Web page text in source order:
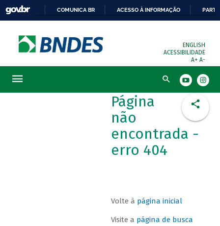
COMUNICA BR ACESSO À INFORMAÇÃO
ENGLISH
ACESSIBILIDADE
A+ A-
Busca
Página
não
encontrada -
erro 404
Volte à página inicial
Visite a página de busca